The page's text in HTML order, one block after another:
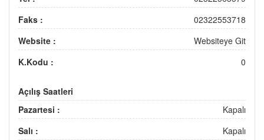
Faks :
02322553718
Website :
Websiteye Git
K.Kodu :
0
Açılış Saatleri
Pazartesi :
Kapalı
Salı :
Kapalı